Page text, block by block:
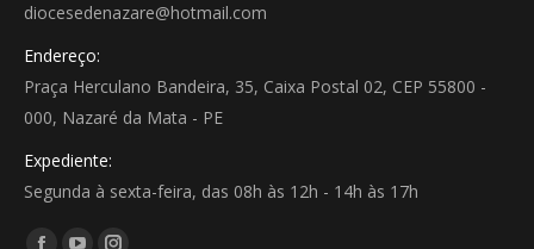
diocesedenazare@hotmail.com
Endereço:
Praça Herculano Bandeira, 35, Caixa Postal 02, CEP 55800 -
000, Nazaré da Mata - PE
Expediente:
Segunda à sexta-feira, das 08h às 12h - 14h às 17h
Encontre-nos em: